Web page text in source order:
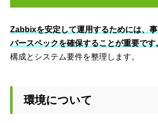
Zabbixを安定して運用するためには、
バースペックを確保することが重要です
構成とシステム要件を整理します。
環境について